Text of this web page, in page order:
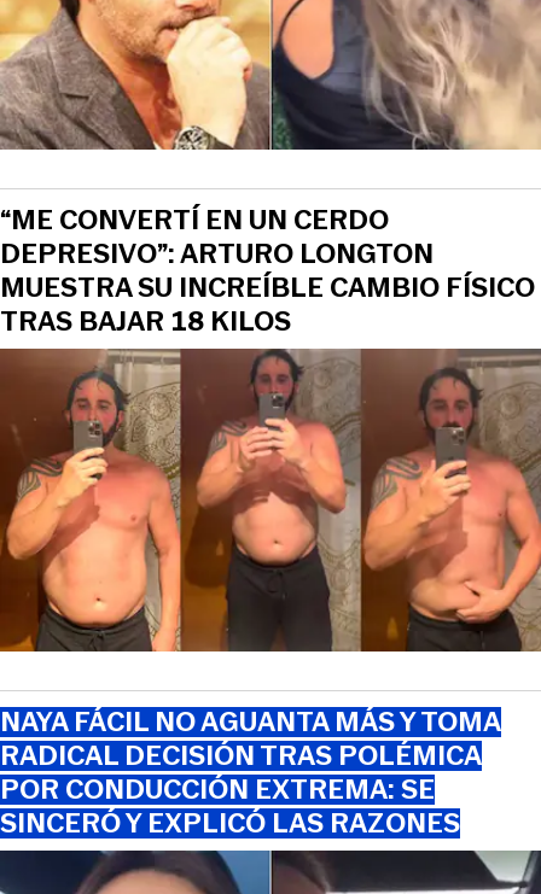
“ME CONVERTÍ EN UN CERDO
DEPRESIVO”: ARTURO LONGTON
MUESTRA SU INCREÍBLE CAMBIO FÍSICO
TRAS BAJAR 18 KILOS
NAYA FÁCIL NO AGUANTA MÁS Y TOMA
RADICAL DECISIÓN TRAS POLÉMICA
POR CONDUCCIÓN EXTREMA: SE
SINCERÓ Y EXPLICÓ LAS RAZONES